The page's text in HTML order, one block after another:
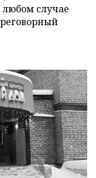
случае